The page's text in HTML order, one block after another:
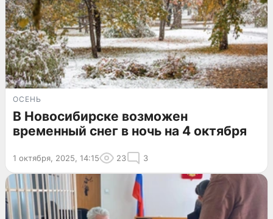
ОСЕНЬ
В Новосибирске возможен
временный снег в ночь на 4 октября
1 октября, 2025, 14:15 23 3